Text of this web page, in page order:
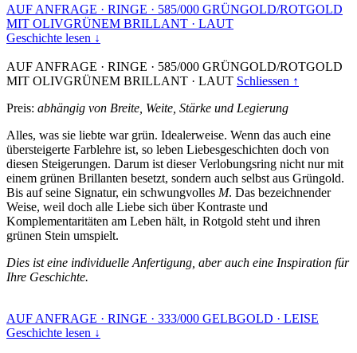
AUF ANFRAGE · RINGE · 585/000 GRÜNGOLD/ROTGOLD
MIT OLIVGRÜNEM BRILLANT · LAUT
Geschichte lesen ↓
AUF ANFRAGE · RINGE · 585/000 GRÜNGOLD/ROTGOLD
MIT OLIVGRÜNEM BRILLANT · LAUT Schliessen ↑
Preis: abhängig von Breite, Weite, Stärke und Legierung
Alles, was sie liebte war grün. Idealerweise. Wenn das auch eine
übersteigerte Farblehre ist, so leben Liebesgeschichten doch von
diesen Steigerungen. Darum ist dieser Verlobungsring nicht nur mit
einem grünen Brillanten besetzt, sondern auch selbst aus Grüngold.
Bis auf seine Signatur, ein schwungvolles M. Das bezeichnender
Weise, weil doch alle Liebe sich über Kontraste und
Komplementaritäten am Leben hält, in Rotgold steht und ihren
grünen Stein umspielt.
Dies ist eine individuelle Anfertigung, aber auch eine Inspiration für
Ihre Geschichte.
AUF ANFRAGE · RINGE · 333/000 GELBGOLD · LEISE
Geschichte lesen ↓